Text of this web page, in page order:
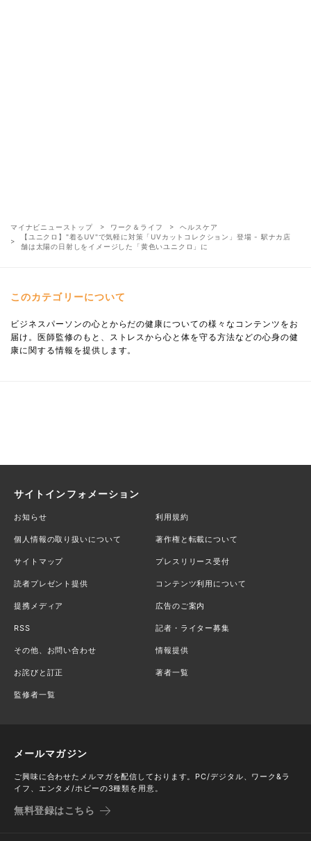
マイナビニューストップ ワーク＆ライフ
ヘルスケア
【ユニクロ】"着るUV"で気軽に対策「UVカットコレクション」登場 - 駅ナカ店
舗は太陽の日射しをイメージした「黄色いユニクロ」に
このカテゴリーについて
ビジネスパーソンの心とからだの健康についての様々なコンテンツをお
届け。医師監修のもと、ストレスから心と体を守る方法などの心身の健
康に関する情報を提供します。
サイトインフォメーション
お知らせ 利用規約
個人情報の取り扱いについて 著作権と転載について
サイトマップ プレスリリース受付
読者プレゼント提供 コンテンツ利用について
提携メディア 広告のご案内
RSS 記者・ライター募集
その他、お問い合わせ 情報提供
お詫びと訂正 著者一覧
監修者一覧
メールマガジン
ご興味に合わせたメルマガを配信しております。PC/デジタル、ワーク&ラ
イフ、エンタメ/ホビーの3種類を用意。
無料登録はこちら